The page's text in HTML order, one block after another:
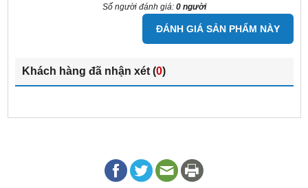
Số người đánh giá: 0 người
ĐÁNH GIÁ SẢN PHẨM NÀY
Khách hàng đã nhận xét (0)